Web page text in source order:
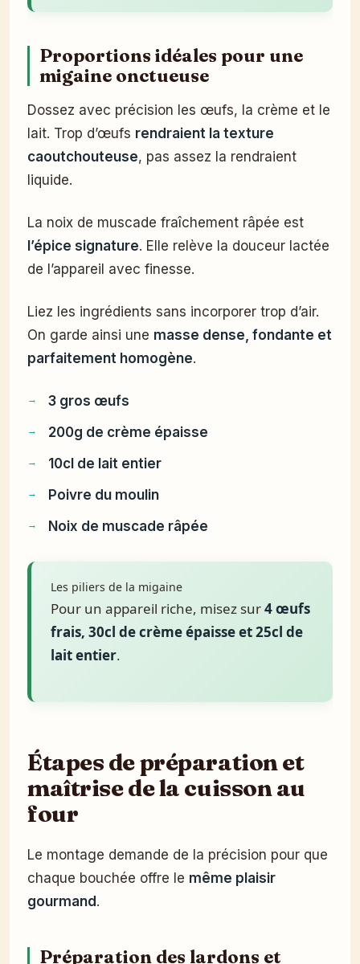
Proportions idéales pour une
migaine onctueuse
Dossez avec précision les œufs, la crème et le
lait. Trop d’œufs rendraient la texture
caoutchouteuse, pas assez la rendraient
liquide.
La noix de muscade fraîchement râpée est
l’épice signature. Elle relève la douceur lactée
de l’appareil avec finesse.
Liez les ingrédients sans incorporer trop d’air.
On garde ainsi une masse dense, fondante et
parfaitement homogène.
3 gros œufs
200g de crème épaisse
10cl de lait entier
Poivre du moulin
Noix de muscade râpée
Les piliers de la migaine
Pour un appareil riche, misez sur4 œufs
frais, 30cl de crème épaisse et 25cl de
lait entier.
Étapes de préparation et
maîtrise de la cuisson au
four
Le montage demande de la précision pour que
chaque bouchée offre le même plaisir
gourmand .
Préparation des lardons et